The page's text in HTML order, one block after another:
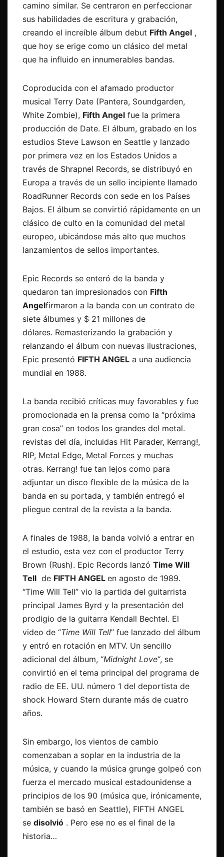
camino similar. Se centraron en perfeccionar
sus habilidades de escritura y grabación,
creando el increíble álbum debut Fifth Angel ,
que hoy se erige como un clásico del metal
que ha influido en innumerables bandas.
Coproducida con el afamado productor
musical Terry Date (Pantera, Soundgarden,
White Zombie), Fifth Angel fue la primera
producción de Date. El álbum, grabado en los
estudios Steve Lawson en Seattle y lanzado
por primera vez en los Estados Unidos a
través de Shrapnel Records, se distribuyó en
Europa a través de un sello incipiente llamado
RoadRunner Records con sede en los Países
Bajos. El álbum se convirtió rápidamente en un
clásico de culto en la comunidad del metal
europeo, ubicándose más alto que muchos
lanzamientos de sellos importantes.
Epic Records se enteró de la banda y
quedaron tan impresionados con Fifth
Angelfirmaron a la banda con un contrato de
siete álbumes y $ 21 millones de
dólares. Remasterizando la grabación y
relanzando el álbum con nuevas ilustraciones,
Epic presentó FIFTH ANGEL a una audiencia
mundial en 1988.
La banda recibió críticas muy favorables y fue
promocionada en la prensa como la “próxima
gran cosa” en todos los grandes del metal.
revistas del día, incluidas Hit Parader, Kerrang!,
RIP, Metal Edge, Metal Forces y muchas
otras. Kerrang! fue tan lejos como para
adjuntar un disco flexible de la música de la
banda en su portada, y también entregó el
pliegue central de la revista a la banda.
A finales de 1988, la banda volvió a entrar en
el estudio, esta vez con el productor Terry
Brown (Rush). Epic Records lanzó Time Will
Tell de FIFTH ANGEL en agosto de 1989.
“Time Will Tell” vio la partida del guitarrista
principal James Byrd y la presentación del
prodigio de la guitarra Kendall Bechtel. El
video de “Time Will Tell” fue lanzado del álbum
y entró en rotación en MTV. Un sencillo
adicional del álbum, “Midnight Love“, se
convirtió en el tema principal del programa de
radio de EE. UU. número 1 del deportista de
shock Howard Stern durante más de cuatro
años.
Sin embargo, los vientos de cambio
comenzaban a soplar en la industria de la
música, y cuando la música grunge golpeó con
fuerza el mercado musical estadounidense a
principios de los 90 (música que, irónicamente,
también se basó en Seattle), FIFTH ANGEL
se disolvió . Pero ese no es el final de la
historia…